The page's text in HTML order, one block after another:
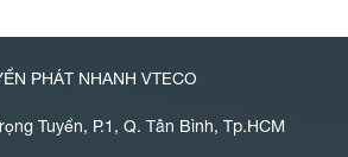
PHÁT NHANH VTECO
Tuyển, P.1, Q. Tân Bình, Tp.HCM